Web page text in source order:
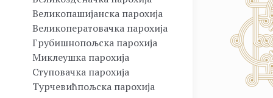
Великопашијанска парохија
Великоператовачка парохија
Грубишнопољска парохија
Миклеушка парохија
Ступовачка парохија
Турчевићпољска парохија